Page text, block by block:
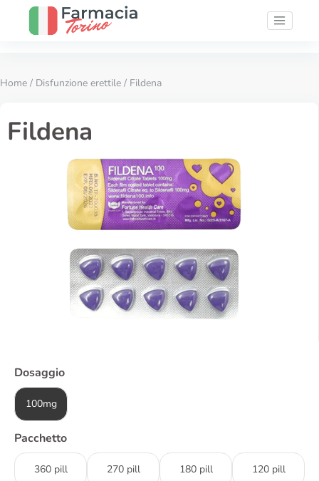
Home / Disfunzione erettile / Fildena
Fildena
Dosaggio
100mg
Pacchetto
360 pill 270 pill 180 pill 120 pill